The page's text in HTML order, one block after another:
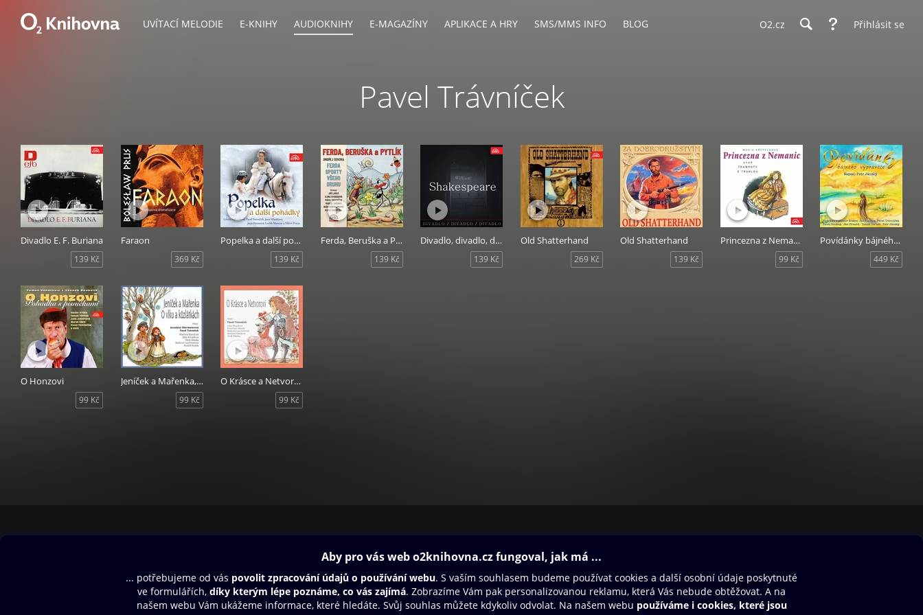
UVÍTACÍ MELODIE E-KNIHY AUDIOKNIHY E-MAGAZÍNY APLIKACE A HRY SMS/MMS INFO BLOG O2.cz Přihlásit se
Pavel Trávníček
Divadlo E. F. Buriana
139 Kč
Faraon
369 Kč
Popelka a další pohádky
139 Kč
Ferda, Beruška a Pytlík
139 Kč
Divadlo, divadlo, divadlo Shakespeare
139 Kč
Old Shatterhand
269 Kč
Old Shatterhand
139 Kč
Princezna z Nemanic
99 Kč
Povídánky bájného vypravěče
449 Kč
O Honzovi
99 Kč
Jeníček a Mařenka, O vlku a kůzlátkách
99 Kč
O Krásce a Netvorovi
99 Kč
Aplikace a hry
SMS/MMS Info
Blog
Dárkový poukaz
Nápověda
Oneplay Originály
Sport